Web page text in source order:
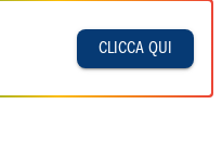
CLICCA QUI